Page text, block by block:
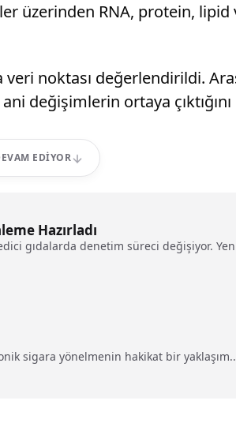
üzerinden RNA, protein,
noktası değerlendirildi.
değişimlerin ortaya
EDIYOR
Hazırladı
edici gıdalarda denetim süreci değişiyor.
sigara yönelmenin hakikat bir